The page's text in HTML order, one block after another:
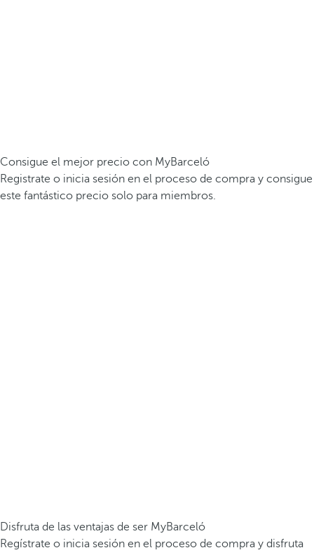
Consigue el mejor precio con MyBarceló
Registrate o inicia sesión en el proceso de compra y consigue
este fantástico precio solo para miembros.
Disfruta de las ventajas de ser MyBarceló
Regístrate o inicia sesión en el proceso de compra y disfruta